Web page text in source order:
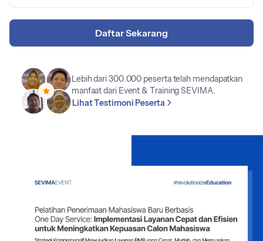
Daftar Sekarang
Lebih dari 300.000 peserta telah mendapatkan
manfaat dari Event & Training SEVIMA.
Lihat Testimoni Peserta